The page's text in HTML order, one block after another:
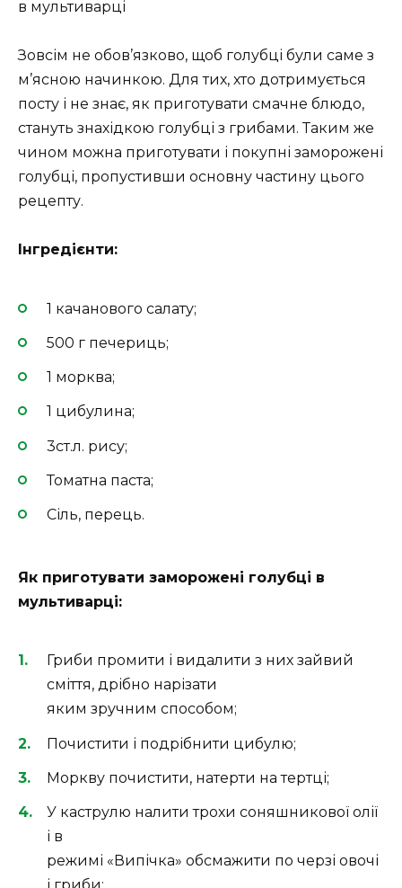
в мультиварці
Зовсім не обов’язково, щоб голубці були саме з
м’ясною начинкою. Для тих, хто дотримується
посту і не знає, як приготувати смачне блюдо,
стануть знахідкою голубці з грибами. Таким же
чином можна приготувати і покупні заморожені
голубці, пропустивши основну частину цього
рецепту.
Інгредієнти:
1 качанового салату;
500 г печериць;
1 морква;
1 цибулина;
3ст.л. рису;
Томатна паста;
Сіль, перець.
Як приготувати заморожені голубці в
мультиварці:
Гриби промити і видалити з них зайвий
сміття, дрібно нарізати
яким зручним способом;
Почистити і подрібнити цибулю;
Моркву почистити, натерти на тертці;
У каструлю налити трохи соняшникової олії
і в
режимі «Випічка» обсмажити по черзі овочі